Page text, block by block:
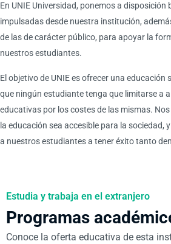
En UNIE Universidad, ponemos a disposición
impulsadas desde nuestra institución,
de las de carácter público, para apoyar la
nuestros estudiantes.
El objetivo de UNIE es ofrecer una educación
que ningún estudiante tenga que limitarse a
educativas por los costes de las mismas.
la educación sea accesible para la sociedad,
a nuestros estudiantes a tener éxito tanto
Estudia y trabaja en el extranjero
Programas
Conoce la oferta educativa de esta